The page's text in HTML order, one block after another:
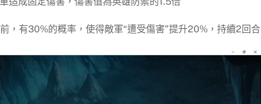
，有30%的概率，使得敵軍“遭受傷害”提升20%，持續2回合